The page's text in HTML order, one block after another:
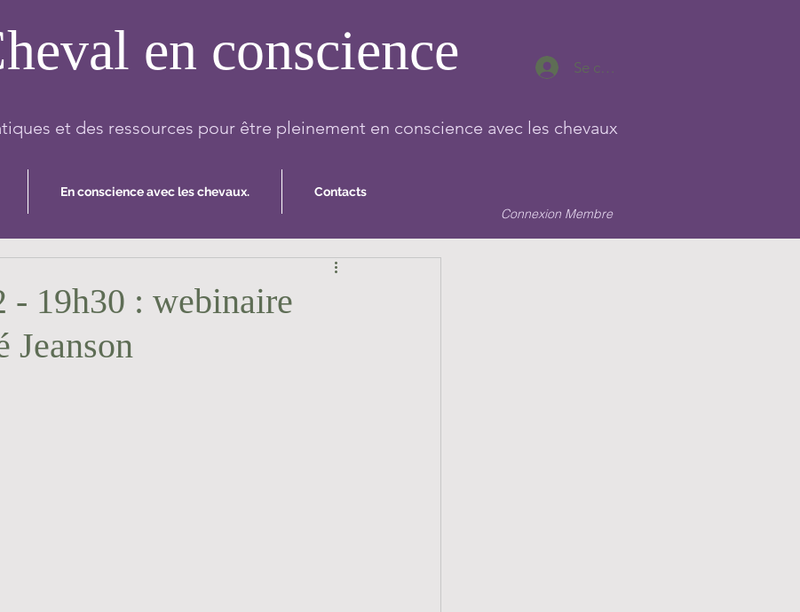
en conscience
et des ressources pour être pleinement en conscience avec les chevaux
En conscience avec les chevaux. Contacts
Connexion Membre
Se connecter
- 19h30 : webinaire
Jeanson